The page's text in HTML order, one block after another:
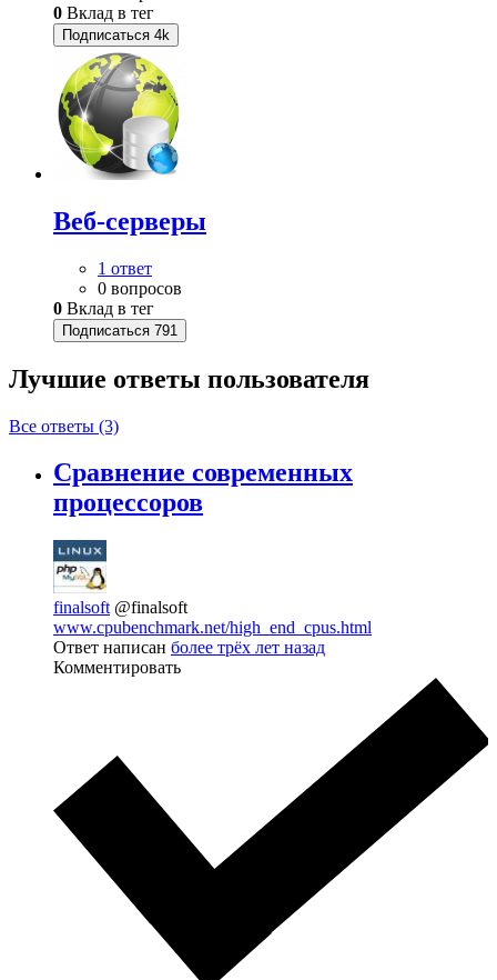
0 Вклад в тег
Подписаться 4k
Веб-серверы
1 ответ
0 вопросов
0 Вклад в тег
Подписаться 791
Лучшие ответы пользователя
Все ответы (3)
Сравнение современных
процессоров
finalsoft @finalsoft
www.cpubenchmark.net/high_end_cpus.html
Ответ написан более трёх лет назад
Комментировать